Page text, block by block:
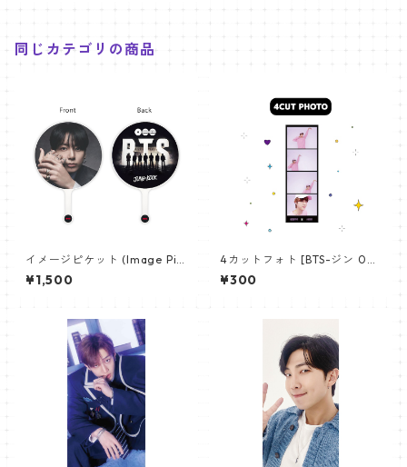
同じカテゴリの商品
イメージピケット (Image Pic
ket) うちわ - ジョングク (JU
NGKOOK_19)
¥1,500
4カットフォト [BTS-ジン 02]
4CUT PHOTO BTS-JIN 02
¥300